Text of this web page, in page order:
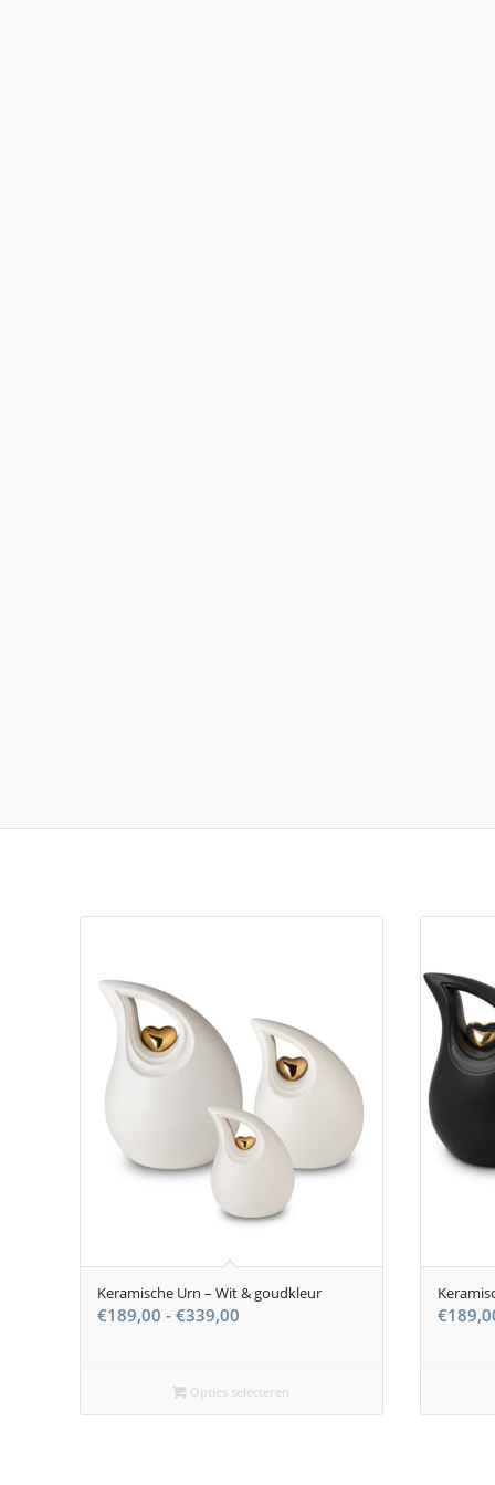
Keramische Urn – Wit & goudkleur
€189,00 - €339,00
€339,00
Opties selecteren
€